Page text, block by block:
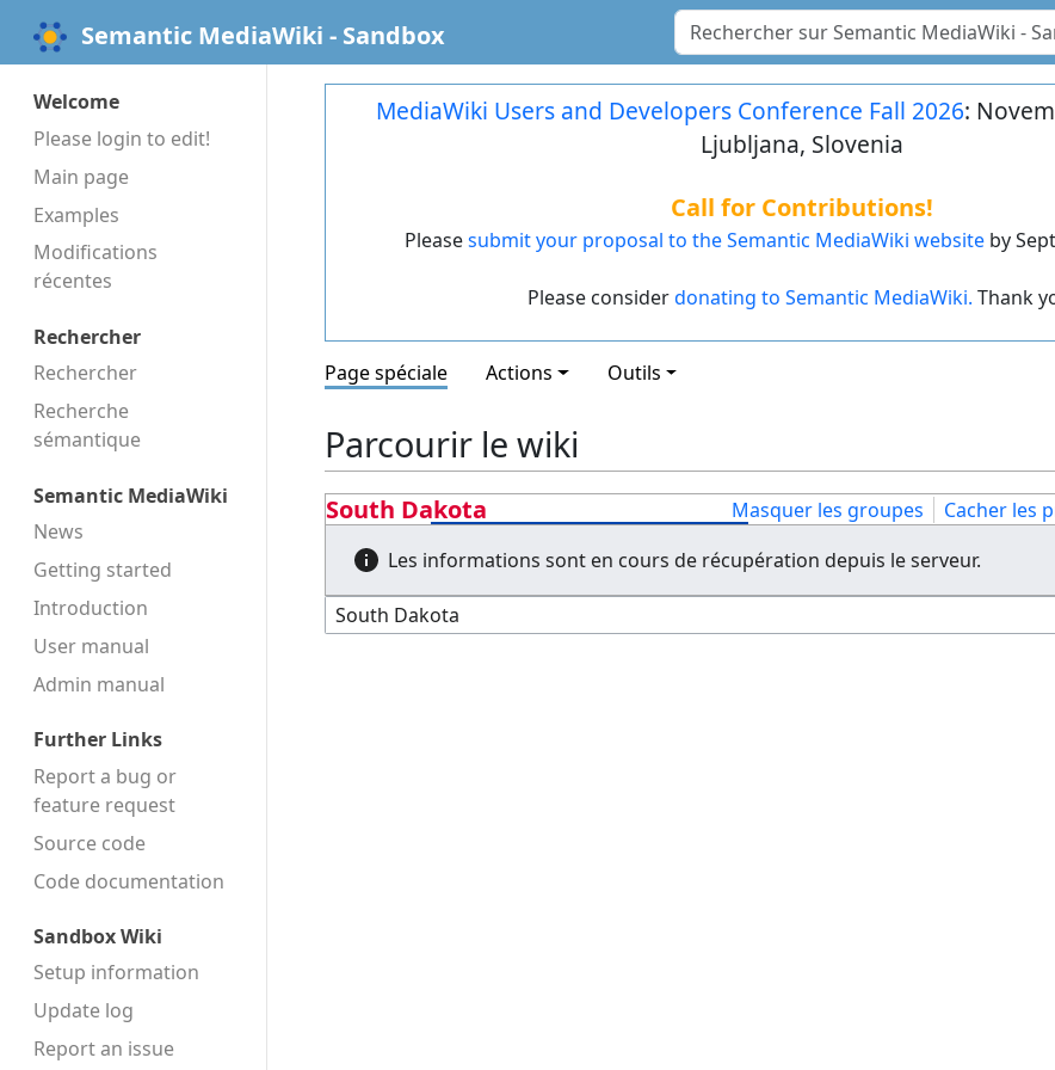
Semantic MediaWiki - Sandbox
Welcome
Please login to edit!
Main page
Examples
Modifications
récentes
Rechercher
Rechercher
Recherche
sémantique
Semantic MediaWiki
News
Getting started
Introduction
User manual
Admin manual
Further Links
Report a bug or
feature request
Source code
Code docu­mentation
Sandbox Wiki
Setup information
Update log
Report an issue
MediaWiki Users and Developers Conference Fall 2026:
Ljubljana, Slovenia
Call for Contributions!
Pleasesubmit your proposal to the Semantic MediaWiki websiteby
Please considerdonating to Semantic MediaWiki. Thank
Page spéciale Actions Outils
Parcourir le wiki
South Dakota Masquer les groupes
Cacher les
Les informations sont en cours de récupération depuis le serveur.